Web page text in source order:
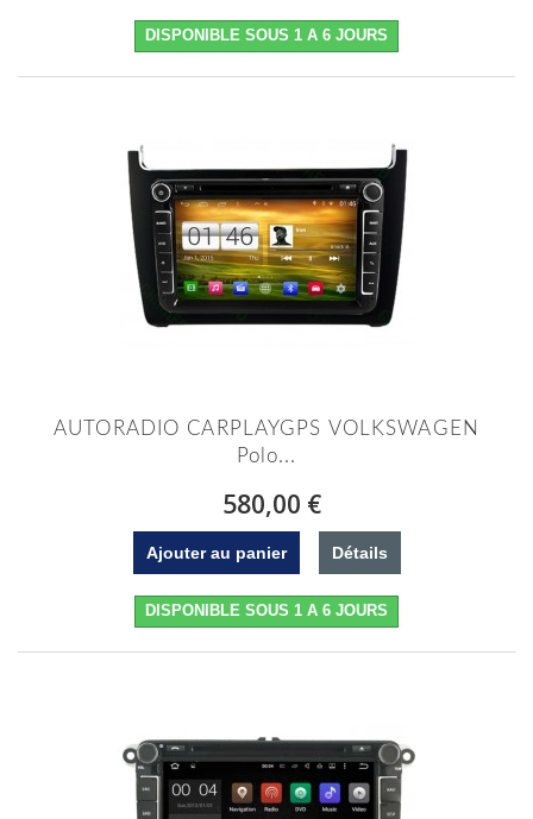
DISPONIBLE SOUS 1 A 6 JOURS
AUTORADIO CARPLAYGPS VOLKSWAGEN
Polo...
580,00 €
Ajouter au panier Détails
DISPONIBLE SOUS 1 A 6 JOURS